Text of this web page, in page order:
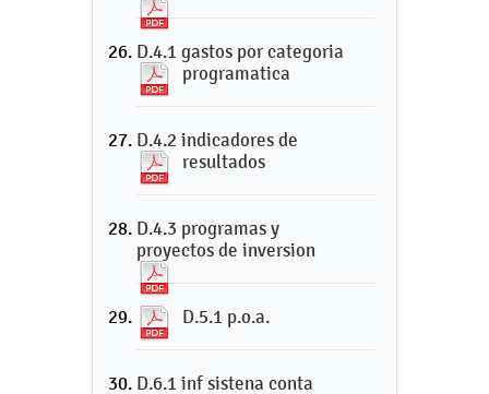
D.4.1 gastos por categoria
programatica
D.4.2 indicadores de
resultados
D.4.3 programas y
proyectos de inversion
D.5.1 p.o.a.
D.6.1 inf sistena conta